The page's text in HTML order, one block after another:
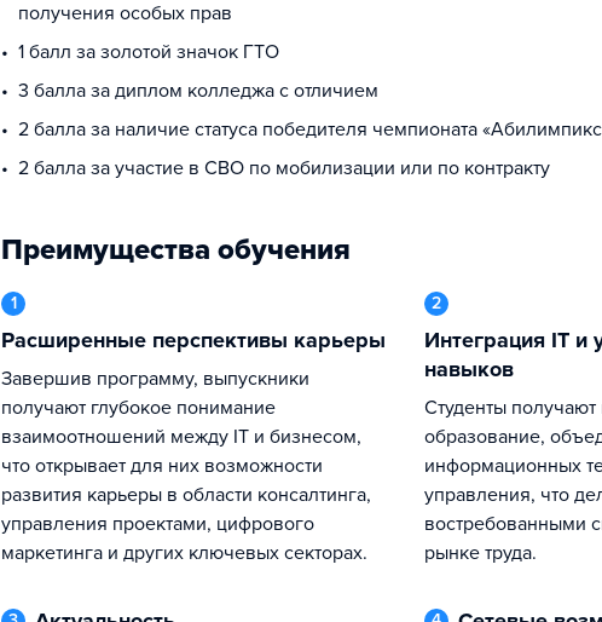
получения особых прав
1 балл за золотой значок ГТО
3 балла за диплом колледжа с отличием
2 балла за наличие статуса победителя чемпионата
2 балла за участие в СВО по мобилизации или по контракту
Преимущества обучения
1
Расширенные перспективы карьеры
Завершив программу, выпускники
получают глубокое понимание
взаимоотношений между IT и бизнесом,
что открывает для них возможности
развития карьеры в области консалтинга,
управления проектами, цифрового
маркетинга и других ключевых секторах.
2
Интеграция IT и управленческих
навыков
Студенты получают комбинированное
образование,
информационных
управления, что
востребованными
рынке труда.